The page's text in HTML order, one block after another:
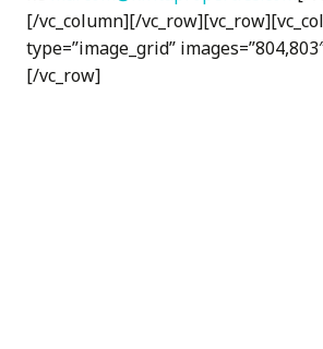
[/vc_column][/
type=”image_grid”
[/vc_row]